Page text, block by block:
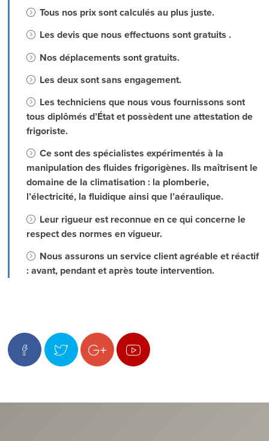
Tous nos prix sont calculés au plus juste.
Les devis que nous effectuons sont gratuits .
Nos déplacements sont gratuits.
Les deux sont sans engagement.
Les techniciens que nous vous fournissons sont
tous diplômés d’État et possèdent une attestation de
frigoriste.
Ce sont des spécialistes expérimentés à la
manipulation des fluides frigorigènes. Ils maîtrisent le
domaine de la climatisation : la plomberie,
l’électricité, la fluidique ainsi que l’aéraulique.
Leur rigueur est reconnue en ce qui concerne le
respect des normes en vigueur.
Nous assurons un service client agréable et réactif
: avant, pendant et après toute intervention.